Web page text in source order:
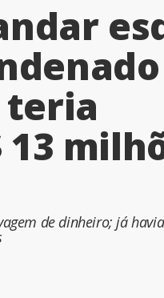
teria
de dinheiro; já